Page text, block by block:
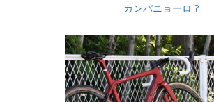
カンパニョーロ ?